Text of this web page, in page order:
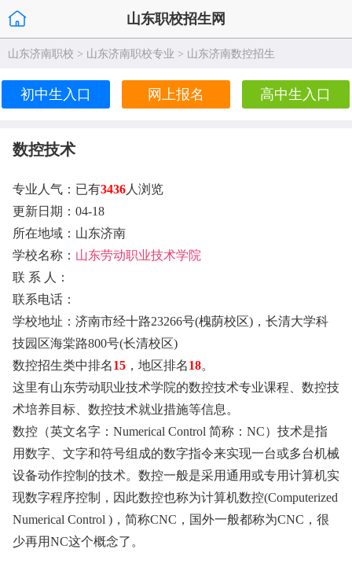
山东职校招生网
山东济南职校 > 山东济南职校专业 > 山东济南数控招生
初中生入口 网上报名 高中生入口
数控技术
专业人气：已有3436 人浏览
更新日期：04-18
所在地域：山东济南
学校名称： 山东劳动职业技术学院
联 系 人：
联系电话：
学校地址：济南市经十路23266号(槐荫校区)，长清大学科
技园区海棠路800号(长清校区)
数控招生类中排名15 ，地区排名18。
这里有山东劳动职业技术学院的数控技术专业课程、数控技
术培养目标、数控技术就业措施等信息。
数控（英文名字：Numerical Control 简称：NC）技术是指
用数字、文字和符号组成的数字指令来实现一台或多台机械
设备动作控制的技术。数控一般是采用通用或专用计算机实
现数字程序控制，因此数控也称为计算机数控(Computerized
Numerical Control )，简称CNC，国外一般都称为CNC，很
少再用NC这个概念了。